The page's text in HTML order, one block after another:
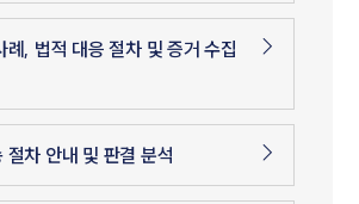
례, 법적 대응 절차 및 증거 수집
절차 안내 및 판결 분석